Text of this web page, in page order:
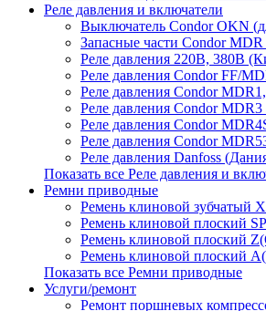
Реле давления и включатели
Выключатель Condor OKN
Запасные части Сondor
Реле давления 220В, 380В
Реле давления Condor FF/
Реле давления Condor
Реле давления Condor
Реле давления Condor
Реле давления Condor
Реле давления Danfoss
Показать все Реле давления и
Ремни приводные
Ремень клиновой зубчатый
Ремень клиновой плоский
Ремень клиновой плоский
Ремень клиновой плоский
Показать все Ремни приводные
Услуги/ремонт
Ремонт поршневых